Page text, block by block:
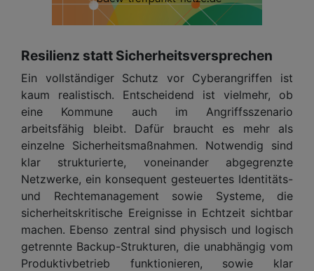
Resilienz statt Sicherheitsversprechen
Ein vollständiger Schutz vor Cyberangriffen ist
kaum realistisch. Entscheidend ist vielmehr, ob
eine Kommune auch im Angriffsszenario
arbeitsfähig bleibt. Dafür braucht es mehr als
einzelne Sicherheitsmaßnahmen. Notwendig sind
klar strukturierte, voneinander abgegrenzte
Netzwerke, ein konsequent gesteuertes Identitäts-
und Rechtemanagement sowie Systeme, die
sicherheitskritische Ereignisse in Echtzeit sichtbar
machen. Ebenso zentral sind physisch und logisch
getrennte Backup-Strukturen, die unabhängig vom
Produktivbetrieb funktionieren, sowie klar